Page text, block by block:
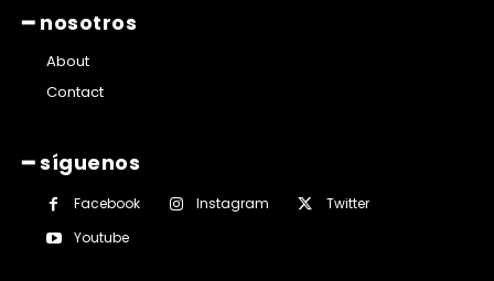
━ nosotros
About
Contact
━ síguenos
Facebook Instagram
Twitter
Youtube